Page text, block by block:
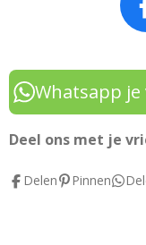
Whatsapp
Deel ons met je
Delen Pinnen